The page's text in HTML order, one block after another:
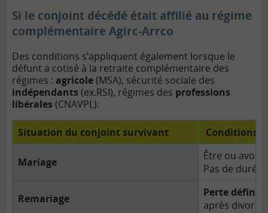
Si le conjoint décédé était affilié au régime
complémentaire Agirc-Arrco
Des conditions s’appliquent également lorsque le
défunt a cotisé à la retraite complémentaire des
régimes : agricole(MSA), sécurité sociale des
indépendants (ex.RSI), régimes des professions
libérales (CNAVPL).
Situation du conjoint survivant Conditions
Mariage
Être ou avoir
Pas de durée
Remariage
Perte
après